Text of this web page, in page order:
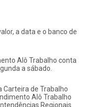
a data e o banco de
Alô Trabalho conta
a sábado.
Carteira de Trabalho
Alô Trabalho
Regionais